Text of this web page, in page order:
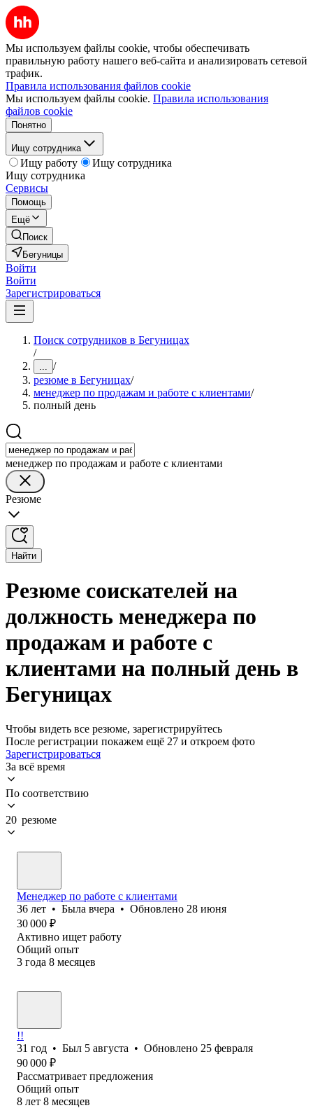
Мы используем файлы cookie, чтобы обеспечивать
правильную работу нашего веб-сайта и анализировать сетевой
трафик.
Правила использования файлов cookie
Мы используем файлы cookie. Правила использования
файлов cookie
Понятно
Ищу сотрудника
Ищу работу
Ищу сотрудника
Ищу сотрудника
Сервисы
Помощь
Ещё
Поиск
Бегуницы
Войти
Войти
Зарегистрироваться
Поиск сотрудников в Бегуницах
/
... /
резюме в Бегуницах/
менеджер по продажам и работе с клиентами/
полный день
менеджер по продажам и работе с клиентами
Резюме
Найти
Резюме соискателей на
должность менеджера по
продажам и работе с
клиентами на полный день в
Бегуницах
Чтобы видеть все резюме, зарегистрируйтесь
После регистрации покажем ещё 27 и откроем фото
Зарегистрироваться
За всё время
По соответствию
20 резюме
Менеджер по работе с клиентами
36 лет • Была вчера • Обновлено 28 июня
30 000 ₽
Активно ищет работу
Общий опыт
3 года 8 месяцев
!!
31 год • Был 5 августа • Обновлено 25 февраля
90 000 ₽
Рассматривает предложения
Общий опыт
8 лет 8 месяцев